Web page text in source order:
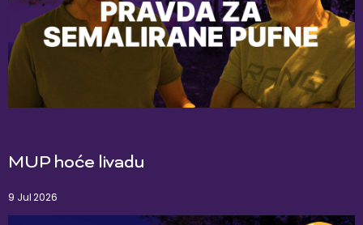
MUP hoće livadu
9 Jul 2026